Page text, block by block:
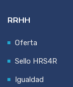
RRHH
Oferta
Sello HRS4R
Igualdad